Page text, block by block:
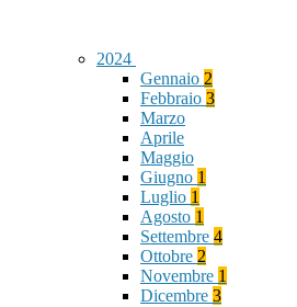
2024
Gennaio 2
Febbraio 3
Marzo
Aprile
Maggio
Giugno 1
Luglio 1
Agosto 1
Settembre 4
Ottobre 2
Novembre 1
Dicembre 3